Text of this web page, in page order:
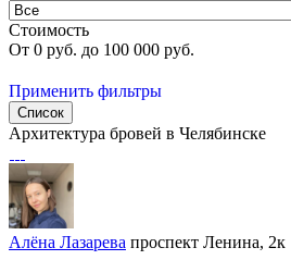
Стоимость
От 0 руб. до 100 000 руб.
Применить фильтры
Список
Архитектура бровей в Челябинске
Алёна Лазарева проспект Ленина, 2к